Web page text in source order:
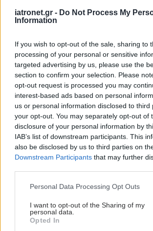
iatronet.gr - Do Not Process My
Information
If you wish to opt-out of the sale, sharing to
processing of your personal or sensitive
targeted advertising by us, please use the
section to confirm your selection. Please
opt-out request is processed you may
interest-based ads based on personal
us or personal information disclosed to third
your opt-out. You may separately opt-out of
disclosure of your personal information by
IAB’s list of downstream participants. This
also be disclosed by us to third parties on
Downstream Participants that may further
Please note that this website/app uses one
not limited to your visit or usage behaviour.
grant or deny consent to Google and its
use your data for below specified purposes
Personal Data Processing Opt Outs
I want to opt-out of the Sharing of my
personal data.
Opted In